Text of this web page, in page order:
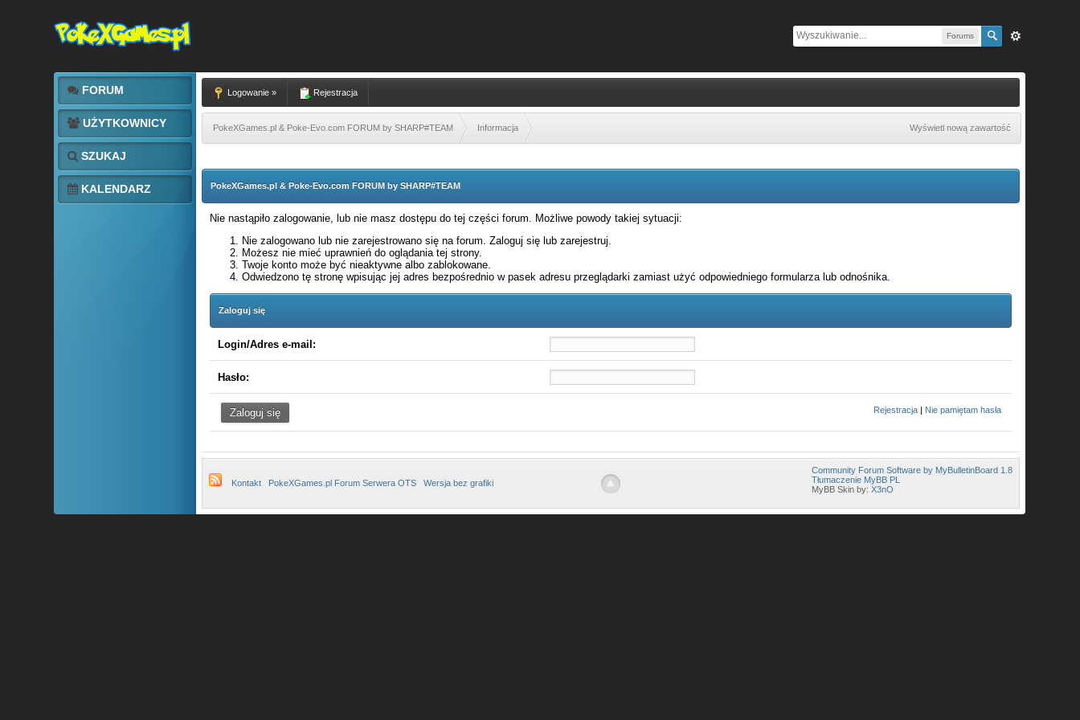
Forums
FORUM
UŻYTKOWNICY
SZUKAJ
KALENDARZ
Logowanie » Rejestracja
PokeXGames.pl & Poke-Evo.com FORUM by SHARP#TEAM Informacja Wyświetl nową zawartość
PokeXGames.pl & Poke-Evo.com FORUM by SHARP#TEAM
Nie nastąpiło zalogowanie, lub nie masz dostępu do tej części forum. Możliwe powody takiej sytuacji:
Nie zalogowano lub nie zarejestrowano się na forum. Zaloguj się lub zarejestruj.
Możesz nie mieć uprawnień do oglądania tej strony.
Twoje konto może być nieaktywne albo zablokowane.
Odwiedzono tę stronę wpisując jej adres bezpośrednio w pasek adresu przeglądarki zamiast użyć odpowiedniego formularza lub odnośnika.
Zaloguj się
Login/Adres e-mail:
Hasło:
Rejestracja | Nie pamiętam hasła
Kontakt PokeXGames.pl Forum Serwera OTS Wersja bez grafiki
Community Forum Software by MyBulletinBoard 1.8
Tłumaczenie MyBB PL
MyBB Skin by:X3nO